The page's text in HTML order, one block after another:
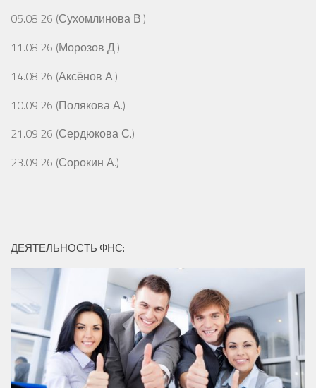
05.08.26 (Сухомлинова В.)
11.08.26 (Морозов Д.)
14.08.26 (Аксёнов А.)
10.09.26 (Полякова А.)
21.09.26 (Сердюкова С.)
23.09.26 (Сорокин А.)
ДЕЯТЕЛЬНОСТЬ ФНС: